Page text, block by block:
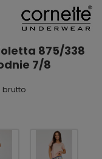
875/338
7/8
brutto